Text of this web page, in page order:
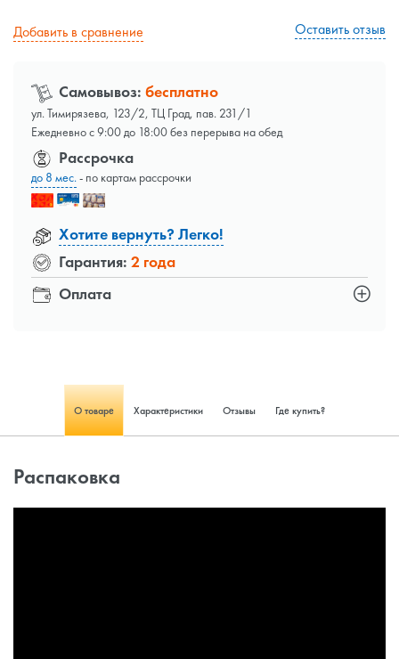
Добавить в сравнение Оставить отзыв
Самовывоз: бесплатно
ул. Тимирязева, 123/2, ТЦ Град, пав. 231/1
Ежедневно с 9:00 до 18:00 без перерыва на обед
Оплата
Рассрочка
до 8 мес.- по картам рассрочки
Хотите вернуть? Легко!
Гарантия: 2 года
О товаре Характеристики Отзывы Где купить?
Распаковка